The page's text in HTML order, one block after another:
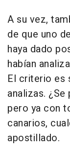
A su vez,
de que uno
haya dado
habían
El criterio es
analizas.
pero ya con
canarios,
apostillado.